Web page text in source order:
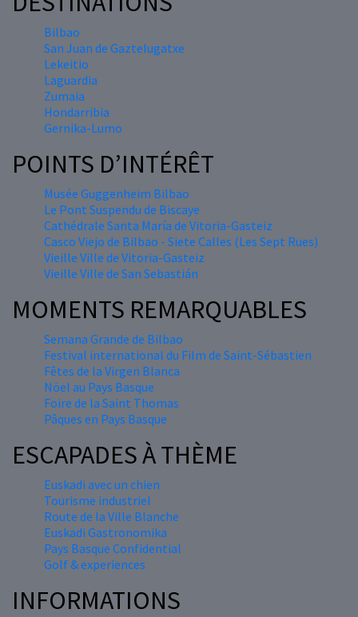
Bilbao
San Juan de Gaztelugatxe
Lekeitio
Laguardia
Zumaia
Hondarribia
Gernika-Lumo
POINTS D’INTÉRÊT
Musée Guggenheim Bilbao
Le Pont Suspendu de Biscaye
Cathédrale Santa María de Vitoria-Gasteiz
Casco Viejo de Bilbao - Siete Calles (Les Sept Rues)
Vieille Ville de Vitoria-Gasteiz
Vieille Ville de San Sebastián
MOMENTS REMARQUABLES
Semana Grande de Bilbao
Festival international du Film de Saint-Sébastien
Fêtes de la Virgen Blanca
Nöel au Pays Basque
Foire de la Saint Thomas
Pâques en Pays Basque
ESCAPADES À THÈME
Euskadi avec un chien
Tourisme industriel
Route de la Ville Blanche
Euskadi Gastronomika
Pays Basque Confidential
Golf & experiences
INFORMATIONS